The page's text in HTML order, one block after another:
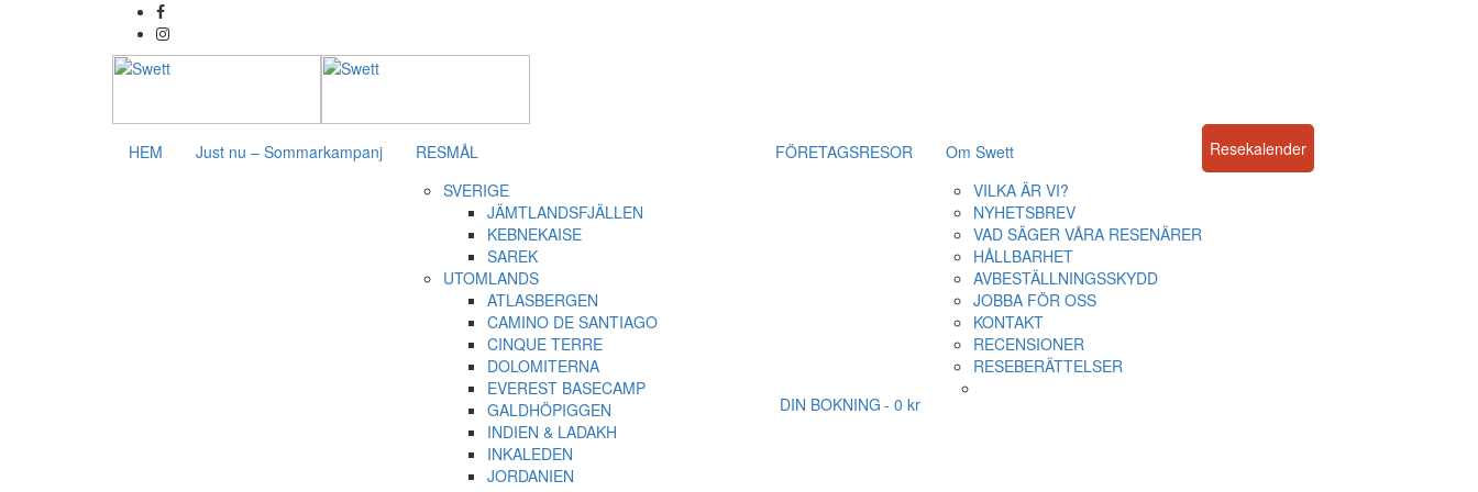
HEM Just nu – Sommarkampanj
RESMÅL
SVERIGE
JÄMTLANDSFJÄLLEN
KEBNEKAISE
SAREK
UTOMLANDS
ATLASBERGEN
CAMINO DE SANTIAGO
CINQUE TERRE
DOLOMITERNA
EVEREST BASECAMP
GALDHÖPIGGEN
INDIEN & LADAKH
INKALEDEN
JORDANIEN
FÖRETAGSRESOR
Om Swett
VILKA ÄR VI?
NYHETSBREV
VAD SÄGER VÅRA RESENÄRER
HÅLLBARHET
AVBESTÄLLNINGSSKYDD
JOBBA FÖR OSS
KONTAKT
RECENSIONER
RESEBERÄTTELSER
Resekalender
DIN BOKNING 0 kr